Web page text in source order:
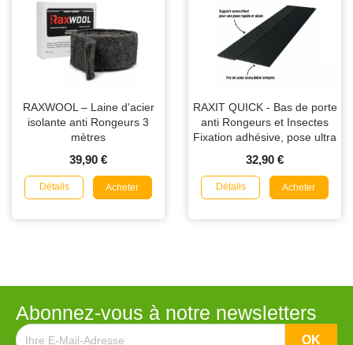
RAXWOOL – Laine d'acier
isolante anti Rongeurs 3
mètres
39,90 €
Détails Acheter
RAXIT QUICK - Bas de porte
anti Rongeurs et Insectes
Fixation adhésive, pose ultra
32,90 €
Détails Acheter
Abonnez-vous à notre newsletters